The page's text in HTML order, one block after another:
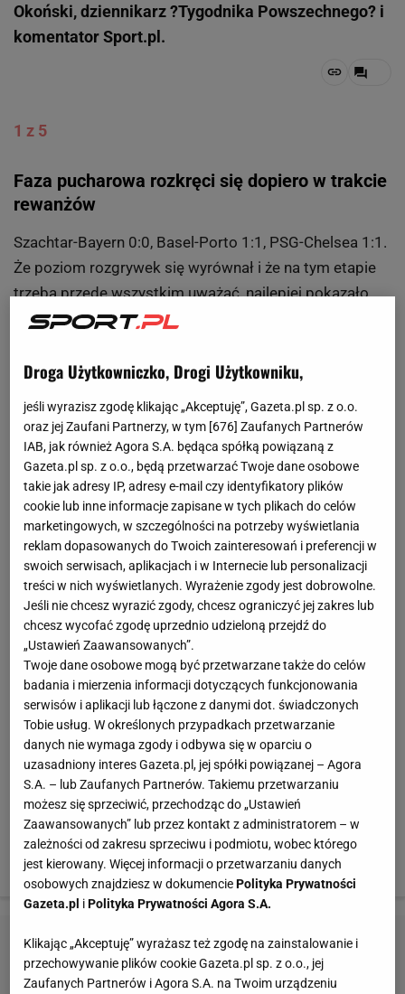
Okoński, dziennikarz ?Tygodnika Powszechnego? i
komentator Sport.pl.
1 z 5
Faza pucharowa rozkręci się dopiero w trakcie
rewanżów
Szachtar-Bayern 0:0, Basel-Porto 1:1, PSG-Chelsea 1:1.
Że poziom rozgrywek się wyrównał i że na tym etapie
trzeba przede wszystkim uważać, najlepiej pokazało
właśnie spotkanie paryskie, gdzie gospodarze nie
gościom udało się strzelić bramkę. Laurent Blanc
postanowił więc oddać jej inicjatywę; obaj trenerzy
wydawali się dbać przede wszystkim o to, by rywal nie
znalazł, broń Boże, okazji do kontry (stąd m.in. decyzja
o przesunięciu Davida Luiza do drugiej linii - w Chelsea
grał tam często, w Paryżu jak dotąd niewiele albo zgoła
nic; u gości przed obrońcami Maticia wspierał
Ramires). Konsekwencją takiego założenia była
wiejąca z boiska nuda (pardon: fascynująca batalia
taktyczna), którą zakończył dopiero gol Ivanovicia -
skądinąd kolejny przykład na ilustrację tezy, że PSG ma
kłopot z bronieniem się przy stałych fragmentach gry.
METEOR Piłka nożna
DOLE
POLIFLAME Piłka
nożna
Spokey Piłka nożna
Sprawdź ceny ? Sprawdź ceny ? Sprawdź ceny ?
źródło: Okazje.info
Droga Użytkowniczko, Drogi Użytkowniku,
jeśli wyrazisz zgodę klikając „Akceptuję”, Gazeta.pl sp. z o.o.
oraz jej Zaufani Partnerzy, w tym [676] Zaufanych Partnerów
IAB, jak również Agora S.A. będąca spółką powiązaną z
Gazeta.pl sp. z o.o., będą przetwarzać Twoje dane osobowe
takie jak adresy IP, adresy e-mail czy identyfikatory plików
cookie lub inne informacje zapisane w tych plikach do celów
marketingowych, w szczególności na potrzeby wyświetlania
reklam dopasowanych do Twoich zainteresowań i preferencji w
swoich serwisach, aplikacjach i w Internecie lub personalizacji
treści w nich wyświetlanych. Wyrażenie zgody jest dobrowolne.
Jeśli nie chcesz wyrazić zgody, chcesz ograniczyć jej zakres lub
chcesz wycofać zgodę uprzednio udzieloną przejdź do
„Ustawień Zaawansowanych”.
Twoje dane osobowe mogą być przetwarzane także do celów
badania i mierzenia informacji dotyczących funkcjonowania
serwisów i aplikacji lub łączone z danymi dot. świadczonych
Tobie usług. W określonych przypadkach przetwarzanie
danych nie wymaga zgody i odbywa się w oparciu o
uzasadniony interes Gazeta.pl, jej spółki powiązanej – Agora
S.A. – lub Zaufanych Partnerów. Takiemu przetwarzaniu
możesz się sprzeciwić, przechodząc do „Ustawień
Zaawansowanych” lub przez kontakt z administratorem – w
zależności od zakresu sprzeciwu i podmiotu, wobec którego
jest kierowany. Więcej informacji o przetwarzaniu danych
osobowych znajdziesz w dokumenciePolityka Prywatności
Gazeta.pl iPolityka Prywatności Agora S.A.
Klikając „Akceptuję” wyrażasz też zgodę na zainstalowanie i
przechowywanie plików cookie Gazeta.pl sp. z o.o., jej
Zaufanych Partnerów i Agora S.A. na Twoim urządzeniu